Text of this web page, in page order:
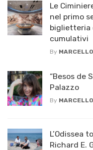
Le
nel primo
biglietteria
cumulativi
By
“Besos de
Palazzo
By
L’Odissea
Richard E.